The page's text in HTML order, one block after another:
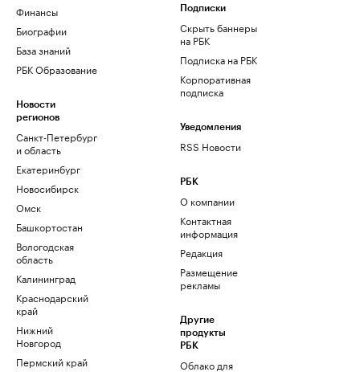
Финансы
Биографии
База знаний
РБК Образование
Новости
регионов
Санкт-Петербург
и область
Екатеринбург
Новосибирск
Омск
Башкортостан
Вологодская
область
Калининград
Краснодарский
край
Нижний
Новгород
Пермский край
Подписки
Скрыть баннеры
на РБК
Подписка на РБК
Корпоративная
подписка
Уведомления
RSS Новости
РБК
О компании
Контактная
информация
Редакция
Размещение
рекламы
Другие
продукты
РБК
Облако для